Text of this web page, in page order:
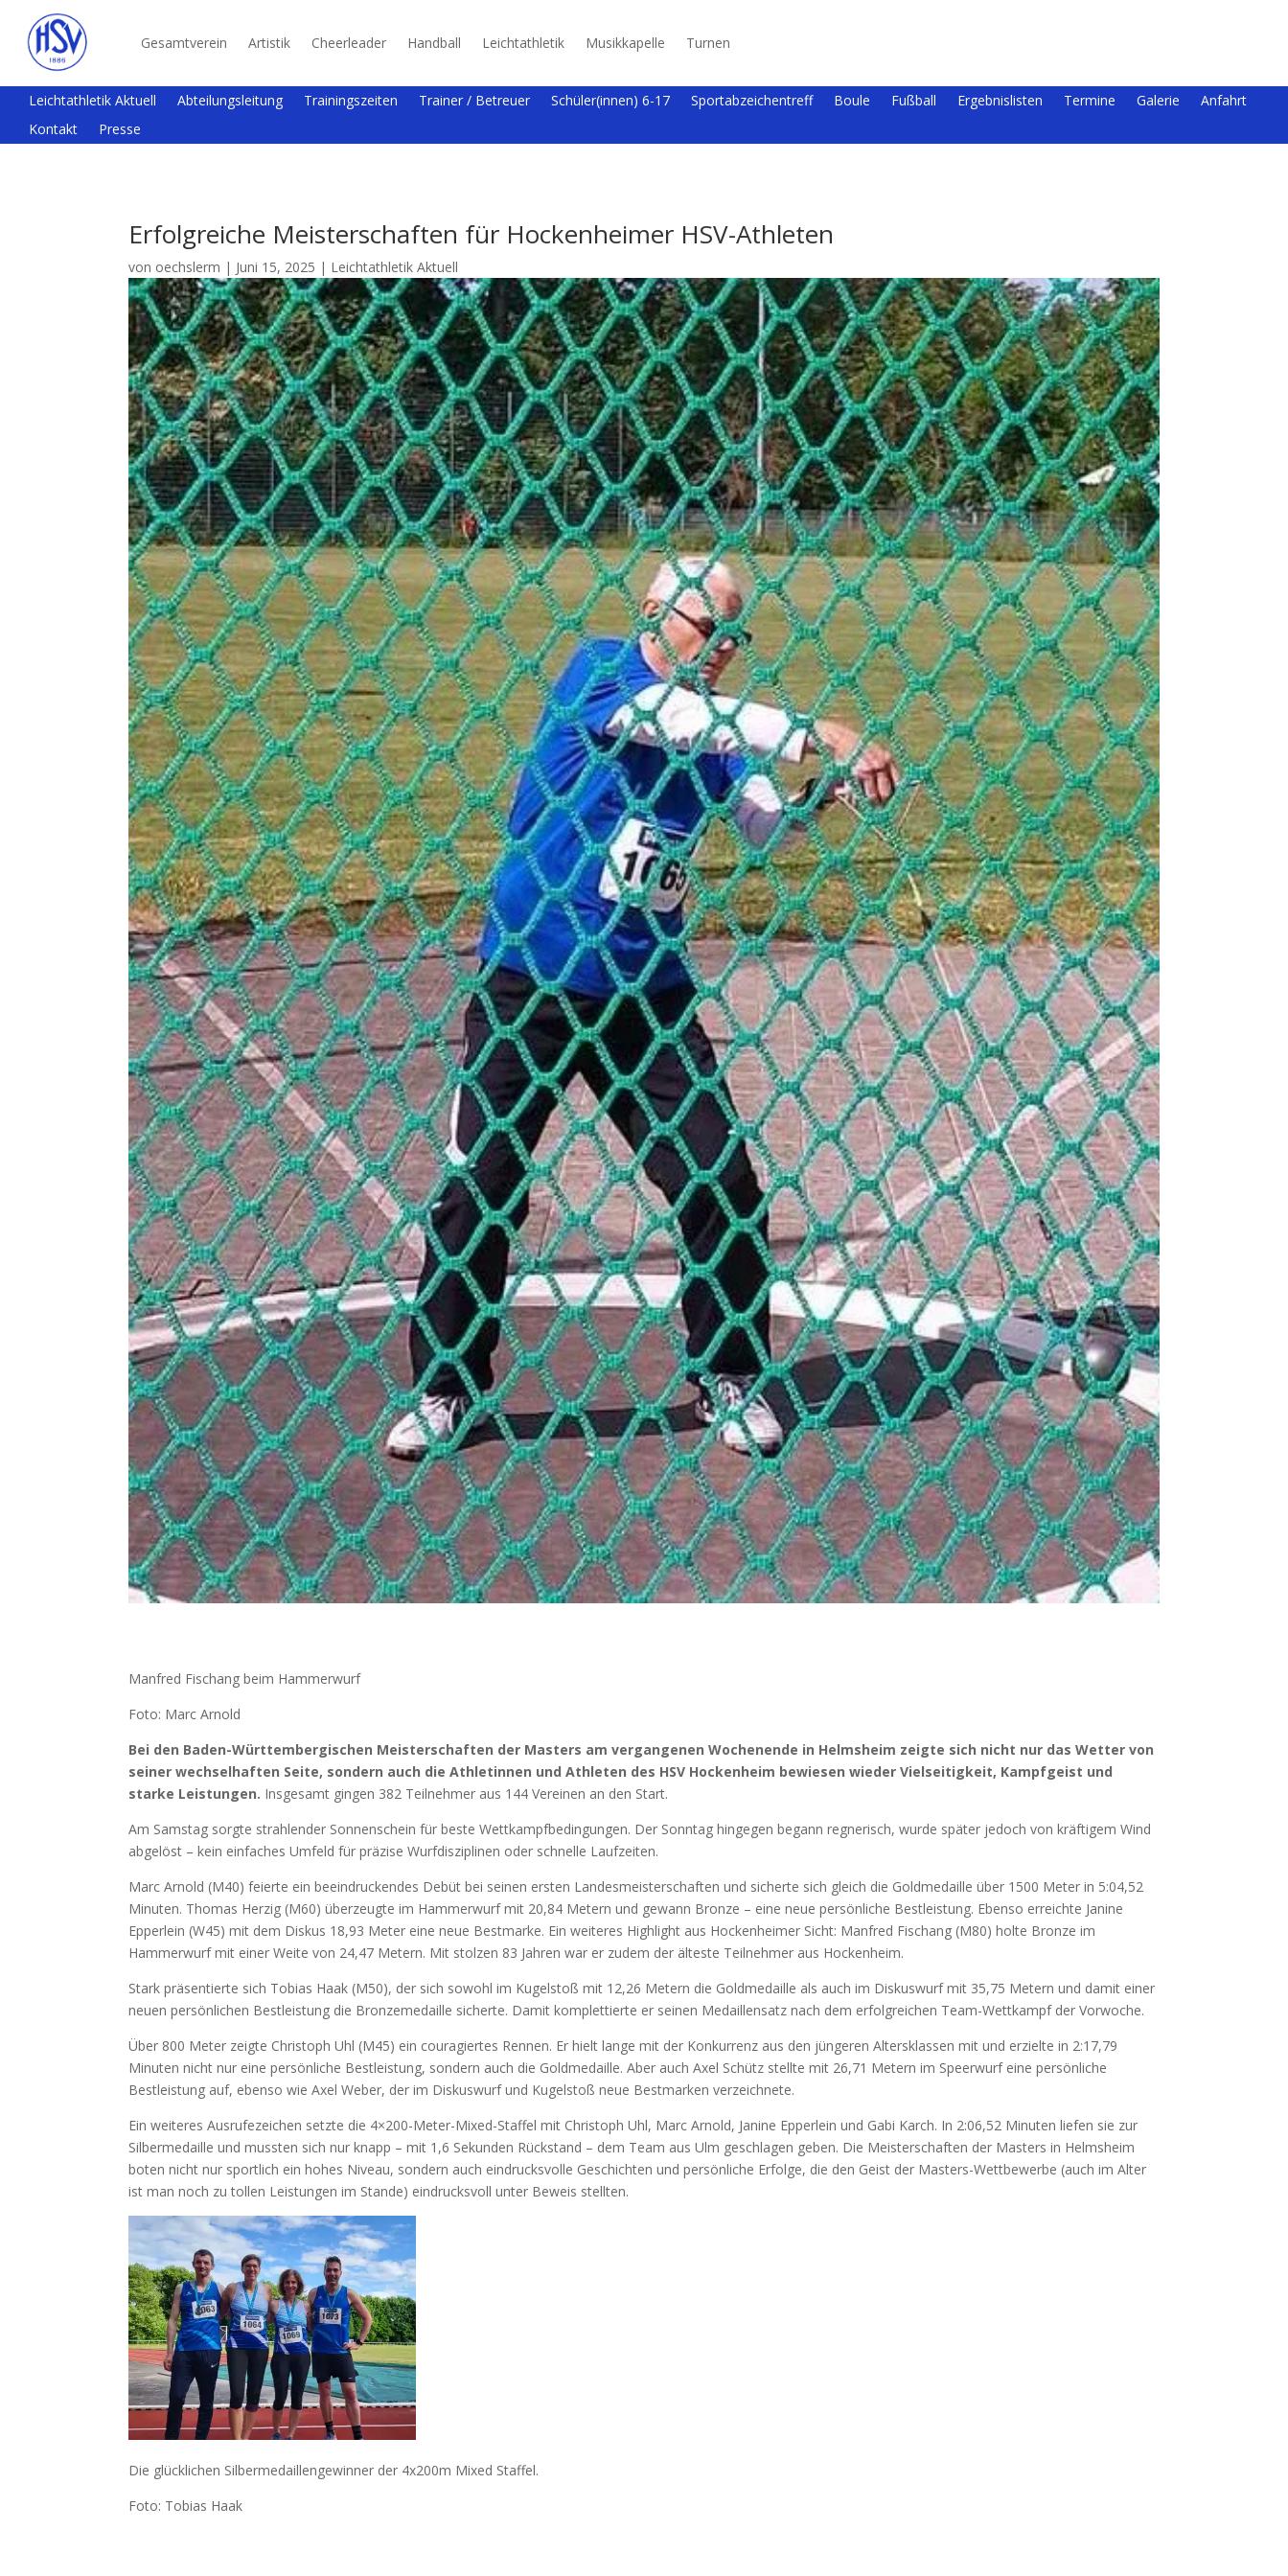
Gesamtverein Artistik Cheerleader Handball Leichtathletik Musikkapelle Turnen
Leichtathletik Aktuell Abteilungsleitung Trainingszeiten Trainer / Betreuer Schüler(innen) 6-17 Sportabzeichentreff Boule Fußball Ergebnislisten Termine Galerie
Anfahrt
Kontakt
Presse
Erfolgreiche Meisterschaften für Hockenheimer HSV-Athleten
von oechslerm | Juni 15, 2025 | Leichtathletik Aktuell
Manfred Fischang beim Hammerwurf
Foto: Marc Arnold
Bei den Baden-Württembergischen Meisterschaften der Masters am vergangenen Wochenende in Helmsheim zeigte sich nicht nur das Wetter von
seiner wechselhaften Seite, sondern auch die Athletinnen und Athleten des HSV Hockenheim bewiesen wieder Vielseitigkeit, Kampfgeist und
starke Leistungen. Insgesamt gingen 382 Teilnehmer aus 144 Vereinen an den Start.
Am Samstag sorgte strahlender Sonnenschein für beste Wettkampfbedingungen. Der Sonntag hingegen begann regnerisch, wurde später jedoch von kräftigem Wind
abgelöst – kein einfaches Umfeld für präzise Wurfdisziplinen oder schnelle Laufzeiten.
Marc Arnold (M40) feierte ein beeindruckendes Debüt bei seinen ersten Landesmeisterschaften und sicherte sich gleich die Goldmedaille über 1500 Meter in 5:04,52
Minuten. Thomas Herzig (M60) überzeugte im Hammerwurf mit 20,84 Metern und gewann Bronze – eine neue persönliche Bestleistung. Ebenso erreichte Janine
Epperlein (W45) mit dem Diskus 18,93 Meter eine neue Bestmarke. Ein weiteres Highlight aus Hockenheimer Sicht: Manfred Fischang (M80) holte Bronze im
Hammerwurf mit einer Weite von 24,47 Metern. Mit stolzen 83 Jahren war er zudem der älteste Teilnehmer aus Hockenheim.
Stark präsentierte sich Tobias Haak (M50), der sich sowohl im Kugelstoß mit 12,26 Metern die Goldmedaille als auch im Diskuswurf mit 35,75 Metern und damit einer
neuen persönlichen Bestleistung die Bronzemedaille sicherte. Damit komplettierte er seinen Medaillensatz nach dem erfolgreichen Team-Wettkampf der Vorwoche.
Über 800 Meter zeigte Christoph Uhl (M45) ein couragiertes Rennen. Er hielt lange mit der Konkurrenz aus den jüngeren Altersklassen mit und erzielte in 2:17,79
Minuten nicht nur eine persönliche Bestleistung, sondern auch die Goldmedaille. Aber auch Axel Schütz stellte mit 26,71 Metern im Speerwurf eine persönliche
Bestleistung auf, ebenso wie Axel Weber, der im Diskuswurf und Kugelstoß neue Bestmarken verzeichnete.
Ein weiteres Ausrufezeichen setzte die 4×200-Meter-Mixed-Staffel mit Christoph Uhl, Marc Arnold, Janine Epperlein und Gabi Karch. In 2:06,52 Minuten liefen sie zur
Silbermedaille und mussten sich nur knapp – mit 1,6 Sekunden Rückstand – dem Team aus Ulm geschlagen geben. Die Meisterschaften der Masters in Helmsheim
boten nicht nur sportlich ein hohes Niveau, sondern auch eindrucksvolle Geschichten und persönliche Erfolge, die den Geist der Masters-Wettbewerbe (auch im Alter
ist man noch zu tollen Leistungen im Stande) eindrucksvoll unter Beweis stellten.
Die glücklichen Silbermedaillengewinner der 4x200m Mixed Staffel.
Foto: Tobias Haak